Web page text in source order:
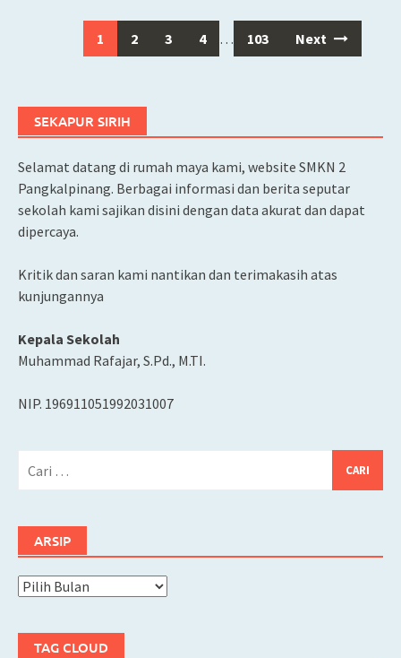
1 2 3 4 … 103 Next
SEKAPUR SIRIH
Selamat datang di rumah maya kami, website SMKN 2
Pangkalpinang. Berbagai informasi dan berita seputar
sekolah kami sajikan disini dengan data akurat dan dapat
dipercaya.
Kritik dan saran kami nantikan dan terimakasih atas
kunjungannya
Kepala Sekolah
Muhammad Rafajar, S.Pd., M.TI.
NIP. 196911051992031007
ARSIP
Arsip
TAG CLOUD